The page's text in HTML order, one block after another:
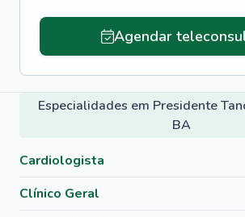
Agendar
Especialidades em Presidente
BA
Cardiologista
Clínico Geral